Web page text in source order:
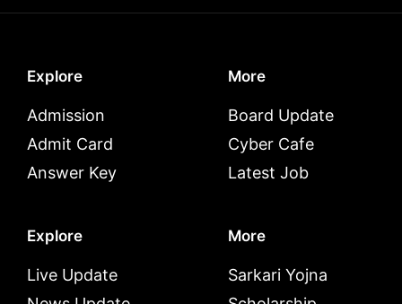
Explore
Admission
Admit Card
Answer Key
More
Board Update
Cyber Cafe
Latest Job
Explore
Live Update
More
Sarkari Yojna